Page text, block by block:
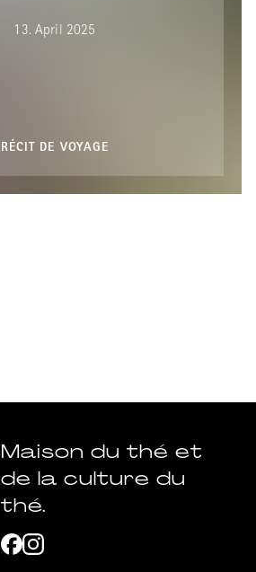
13. April 2025
RÉCIT DE VOYAGE
Maison du thé et
de la culture du
thé.